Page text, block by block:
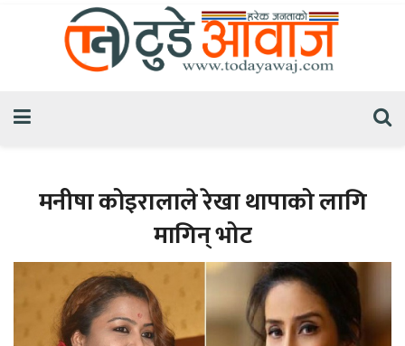
मनीषा कोइरालाले रेखा थापाको लागि
मागिन् भोट